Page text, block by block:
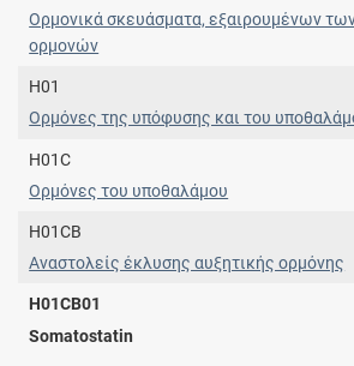
Ορμονικά σκευάσματα, εξαιρουμένων
ορμονών
H01
Ορμόνες της υπόφυσης και του
H01C
Ορμόνες του υποθαλάμου
H01CB
Αναστολείς έκλυσης αυξητικής ορμόνης
H01CB01
Somatostatin